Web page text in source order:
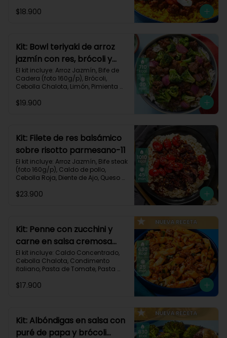
Sour Cream, Tomate, Receta
Grasas 32g | Proteínas 28g
$18.900
Kit: Bowl teriyaki de arroz
jazmín con res, brócoli y
cebolla-114
El kit incluye: Arroz Jazmín, Bife de
Cadera (foto 160g/p), Brócoli,
Cebolla Chalota, Limón, Pimienta
Impresa.
$19.900
Kit: Filete de res balsámico
sobre risotto parmesano-11
El kit incluye: Arroz Jazmín, Bife steak
(foto 160g/p), Caldo de pollo,
Cebolla Roja, Diente de Ajo, Queso
Tipo Cherry, Vinagre Balsámico y
$23.900
Kit: Penne con zucchini y
carne en salsa cremosa
italiana-146
El kit incluye: Caldo Concentrado,
Cebolla Chalota, Condimento
italiano, Pasta de Tomate, Pasta
Zucchini Verde, Receta Impresa.
$17.900
Kit: Albóndigas en salsa con
puré de papa y brócoli